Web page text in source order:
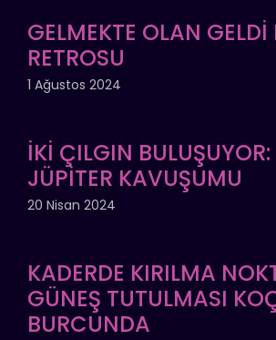
GELMEKTE OLAN GELDİ
RETROSU
1 Ağustos 2024
İKİ ÇILGIN
JÜPİTER KAVUŞUMU
20 Nisan 2024
KADERDE KIRILMA
GÜNEŞ TUTULMASI
BURCUNDA